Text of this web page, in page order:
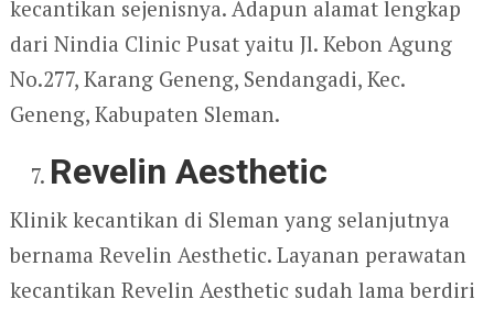
kecantikan sejenisnya. Adapun alamat lengkap
dari Nindia Clinic Pusat yaitu Jl. Kebon Agung
No.277, Karang Geneng, Sendangadi, Kec.
Geneng, Kabupaten Sleman.
Revelin Aesthetic
Klinik kecantikan di Sleman yang selanjutnya
bernama Revelin Aesthetic. Layanan perawatan
kecantikan Revelin Aesthetic sudah lama berdiri